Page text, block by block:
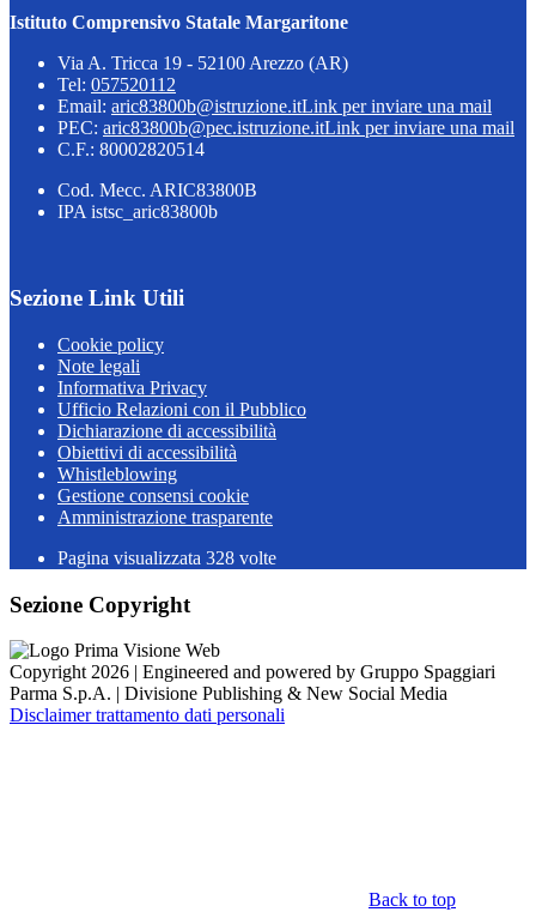
Istituto Comprensivo Statale Margaritone
Via A. Tricca 19 - 52100 Arezzo (AR)
Tel: 057520112
Email: aric83800b@istruzione.itLink per inviare una mail
PEC: aric83800b@pec.istruzione.itLink per inviare una mail
C.F.: 80002820514
Cod. Mecc. ARIC83800B
IPA istsc_aric83800b
Sezione Link Utili
Cookie policy
Note legali
Informativa Privacy
Ufficio Relazioni con il Pubblico
Dichiarazione di accessibilità
Obiettivi di accessibilità
Whistleblowing
Gestione consensi cookie
Amministrazione trasparente
Pagina visualizzata 328 volte
Sezione Copyright
Copyright 2026 | Engineered and powered by Gruppo Spaggiari
Parma S.p.A. | Divisione Publishing & New Social Media
Disclaimer trattamento dati personali
Back to top